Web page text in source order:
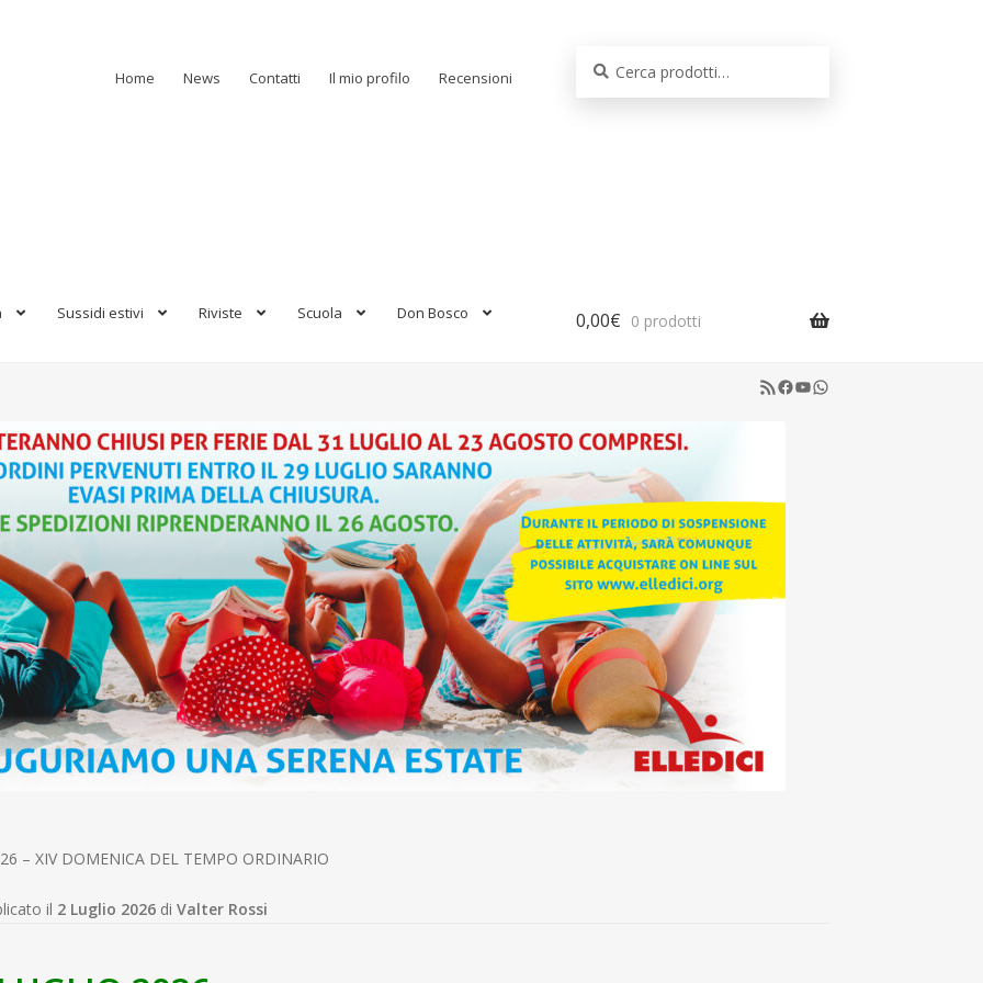
Home News Contatti Il mio profilo Recensioni
Sussidi estivi Riviste Scuola Don Bosco 0,00€ 0 prodotti
RSS Feed
Facebook
YouTube
WhatsApp
– XIV DOMENICA DEL TEMPO ORDINARIO
il 2 Luglio 2026 di Valter Rossi